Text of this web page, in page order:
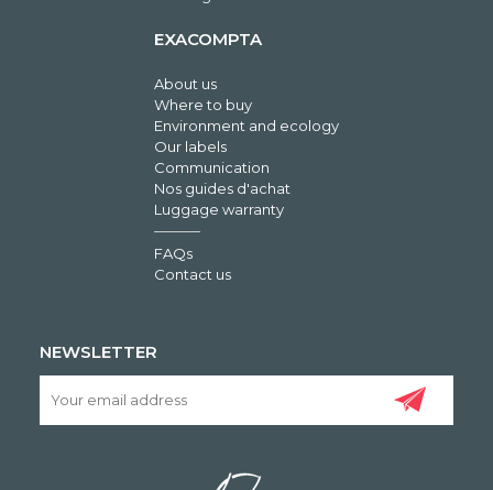
EXACOMPTA
About us
Where to buy
Environment and ecology
Our labels
Communication
Nos guides d'achat
Luggage warranty
FAQs
Contact us
NEWSLETTER